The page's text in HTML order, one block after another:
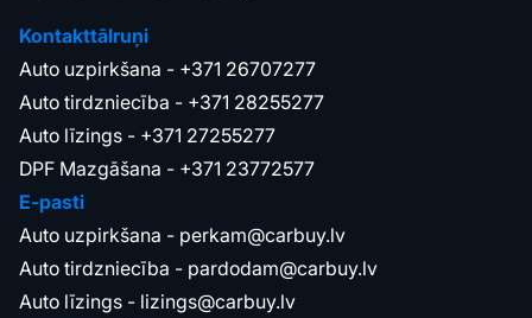
Kontakttālruņi
Auto uzpirkšana - +371 26707277
Auto tirdzniecība - +371 28255277
Auto līzings - +371 27255277
DPF Mazgāšana - +371 23772577
E-pasti
Auto uzpirkšana - perkam@carbuy.lv
Auto tirdzniecība - pardodam@carbuy.lv
Auto līzings - lizings@carbuy.lv